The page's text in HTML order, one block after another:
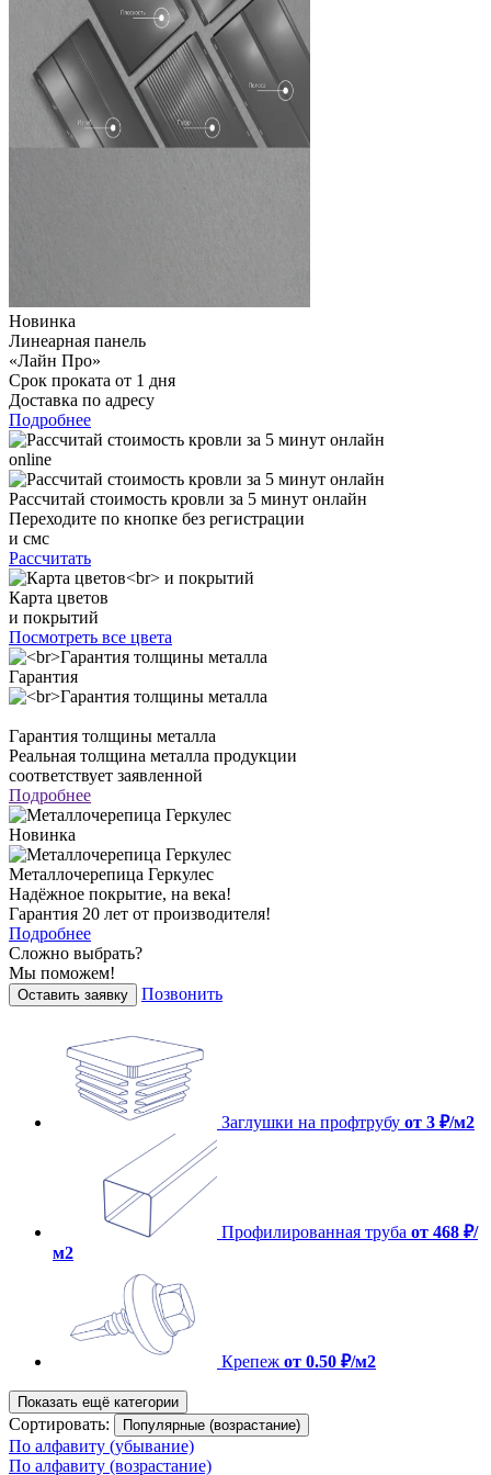
Новинка
Линеарная панель
«Лайн Про»
Срок проката от 1 дня
Доставка по адресу
Подробнее
online
Рассчитай стоимость кровли за 5 минут онлайн
Переходите по кнопке без регистрации
и смс
Рассчитать
Карта цветов
и покрытий
Посмотреть все цвета
Гарантия
Гарантия толщины металла
Реальная толщина металла продукции
соответствует заявленной
Подробнее
Новинка
Металлочерепица Геркулес
Надёжное покрытие, на века!
Гарантия 20 лет от производителя!
Подробнее
Сложно выбрать?
Мы поможем!
Оставить заявку Позвонить
Заглушки на профтрубу от 3 ₽/м2
Профилированная труба от 468 ₽/
м2
Крепеж от 0.50 ₽/м2
Показать ещё категории
Сортировать: Популярные (возрастание)
По алфавиту (убывание)
По алфавиту (возрастание)